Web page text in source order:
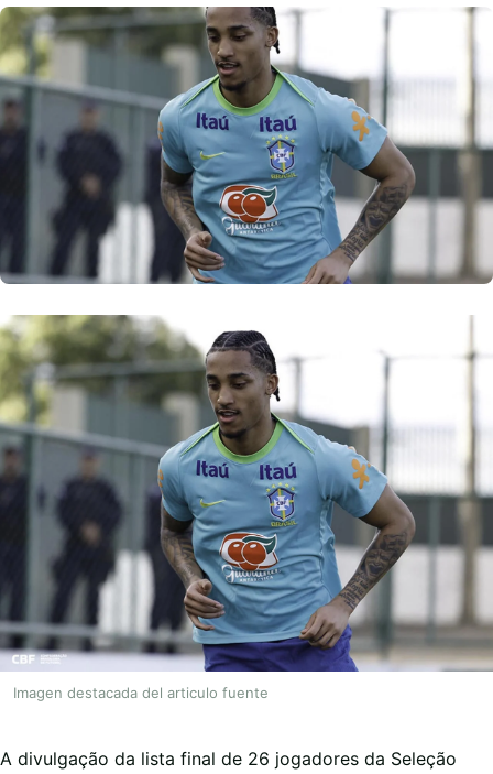
Imagen destacada del articulo fuente
A divulgação da lista final de 26 jogadores da Seleção